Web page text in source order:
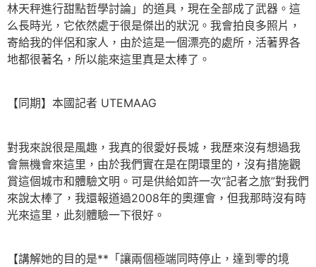
林天秤進行甜點哲學討論」的道具，現在全部成了武器。這
么長時光，它依然處于很是傑出的狀況。我會拍良多照片，
寄給我的伴侶和家人，由於這是一個漂亮的處所，活著界各
地都很著名，所以能來這里真是太棒了。
【同期】本國記者 UTEMAAG
對我來說很是風趣，我真的很愛好長城，我歷來沒有想過我
會無機會來這里，由於我們實在是在閉環里的，沒有措施觀
賞這個城市和體驗文明。可是供給如許一次“記者之旅”對我們
來說太棒了，我還報道過2008年的奧運會，但我那時沒有時
光來這里，此刻體驗一下很好。
【講解她的目的是**「讓兩個極端同時停止，達到零的境